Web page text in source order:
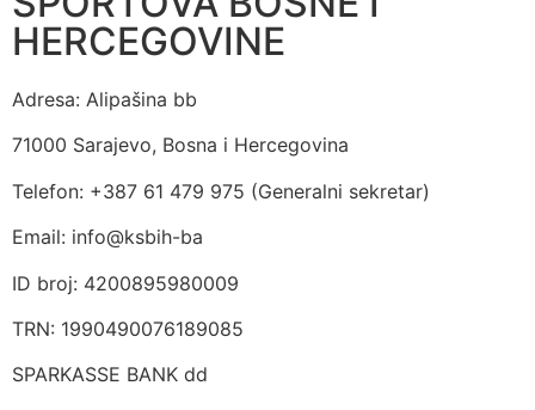
HERCEGOVINE
Adresa: Alipašina bb
71000 Sarajevo, Bosna i Hercegovina
Telefon: +387 61 479 975 (Generalni sekretar)
Email: info@ksbih-ba
ID broj: 4200895980009
TRN: 1990490076189085
SPARKASSE BANK dd